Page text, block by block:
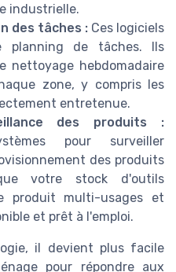
industrielle.
des tâches : Ces logiciels
planning de tâches. Ils
nettoyage hebdomadaire
zone, y compris les
entretenue.
des produits :
pour surveiller
des produits
votre stock d'outils
produit multi-usages et
et prêt à l'emploi.
il devient plus facile
pour répondre aux